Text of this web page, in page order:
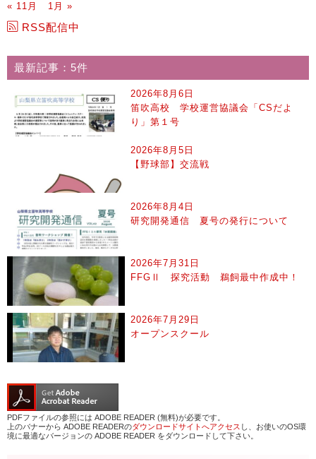
« 11月
1月 »
RSS配信中
最新記事：5件
2026年8月6日
笛吹高校 学校運営協議会「CSだよ
り」第１号
2026年8月5日
【野球部】交流戦
2026年8月4日
研究開発通信 夏号の発行について
2026年7月31日
FFGⅡ 探究活動 鵜飼最中作成中！
2026年7月29日
オープンスクール
PDFファイルの参照には ADOBE READER (無料)が必要です。
上のバナーから ADOBE READERのダウンロードサイトへアクセス し、お使いのOS環
境に最適なバージョンの ADOBE READER をダウンロードして下さい。